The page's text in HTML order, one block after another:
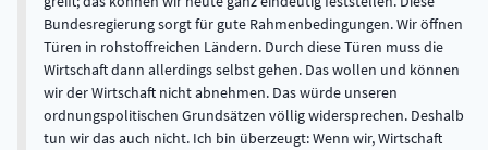
Bundesregierung sorgt für gute Rahmenbedingungen. Wir öffnen
Türen in rohstoffreichen Ländern. Durch diese Türen muss die
Wirtschaft dann allerdings selbst gehen. Das wollen und können
wir der Wirtschaft nicht abnehmen. Das würde unseren
ordnungspolitischen Grundsätzen völlig widersprechen. Deshalb
tun wir das auch nicht. Ich bin überzeugt: Wenn wir, Wirtschaft